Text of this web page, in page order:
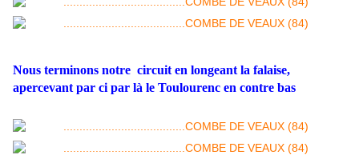
Nous terminons notre circuit en longeant la falaise,
apercevant par ci par là le Toulourenc en contre bas